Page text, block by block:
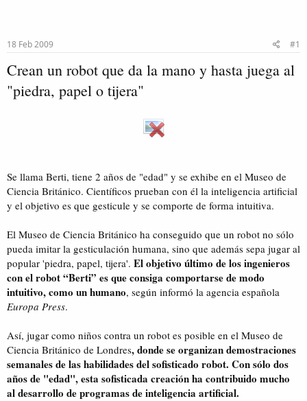
18 Feb 2009 #1
Crean un robot que da la mano y hasta juega al
"piedra, papel o tijera"
Se llama Berti, tiene 2 años de "edad" y se exhibe en el Museo de
Ciencia Británico. Científicos prueban con él la inteligencia artificial
y el objetivo es que gesticule y se comporte de forma intuitiva.
El Museo de Ciencia Británico ha conseguido que un robot no sólo
pueda imitar la gesticulación humana, sino que además sepa jugar al
popular 'piedra, papel, tijera'. El objetivo último de los ingenieros
con el robot “Berti” es que consiga comportarse de modo
intuitivo, como un humano, según informó la agencia española
Europa Press.
Así, jugar como niños contra un robot es posible en el Museo de
Ciencia Británico de Londres, donde se organizan demostraciones
semanales de las habilidades del sofisticado robot. Con sólo dos
años de "edad", esta sofisticada creación ha contribuido mucho
al desarrollo de programas de inteligencia artificial.